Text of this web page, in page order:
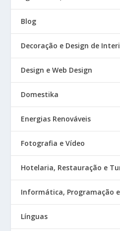
Blog
Decoração e Design de
Design e Web Design
Domestika
Energias Renováveis
Fotografia e Vídeo
Hotelaria, Restauração e
Informática, Programação
Línguas